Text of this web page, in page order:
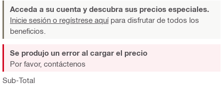
Acceda a su cuenta y descubra sus precios especiales.
Inicie sesión o regístrese aquípara disfrutar de todos los
beneficios.
Sub-Total
Se produjo un error al cargar el precio
Por favor, contáctenos